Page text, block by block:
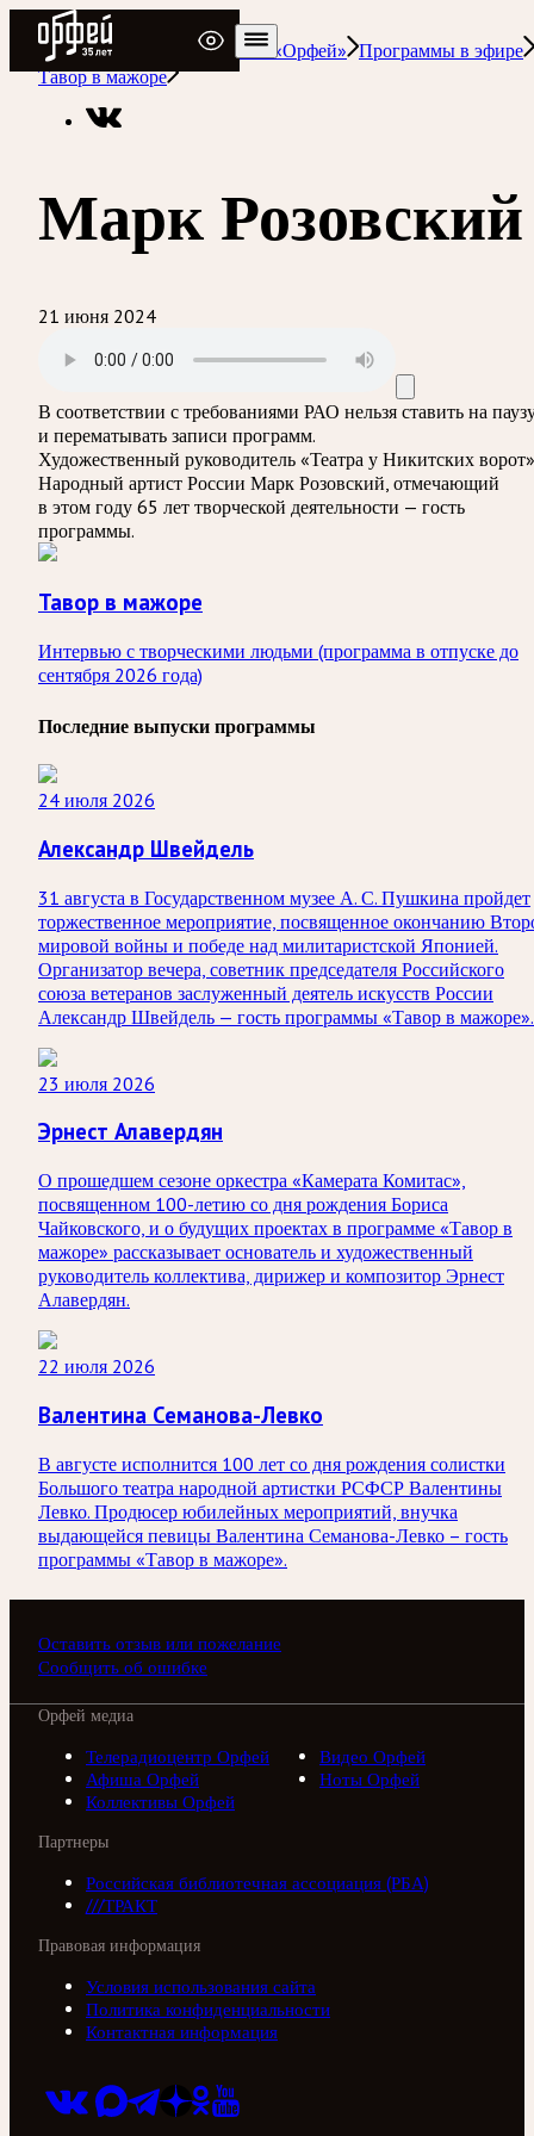
Радио Орфей
Радио классической музыки «Орфей» Программы в эфире
Тавор в мажоре
Марк Розовский
21 июня 2024
В соответствии с требованиями РАО нельзя ставить на
и перематывать записи программ.
Художественный руководитель «Театра у Никитских
Народный артист России Марк Розовский, отмечающий
в этом году 65 лет творческой деятельности — гость
программы.
Тавор в мажоре
Интервью с творческими людьми (программа в отпуске до
сентября 2026 года)
Последние выпуски программы
24 июля 2026
Александр Швейдель
31 августа в Государственном музее А. С. Пушкина пройдет
торжественное мероприятие, посвященное окончанию
мировой войны и победе над милитаристской Японией.
Организатор вечера, советник председателя Российского
союза ветеранов заслуженный деятель искусств России
Александр Швейдель — гость программы «Тавор в мажоре».
23 июля 2026
Эрнест Алавердян
О прошедшем сезоне оркестра «Камерата Комитас»,
посвященном 100-летию со дня рождения Бориса
Чайковского, и о будущих проектах в программе «Тавор в
мажоре» рассказывает основатель и художественный
руководитель коллектива, дирижер и композитор Эрнест
Алавердян.
22 июля 2026
Валентина Семанова-Левко
В августе исполнится 100 лет со дня рождения солистки
Большого театра народной артистки РСФСР Валентины
Левко. Продюсер юбилейных мероприятий, внучка
выдающейся певицы Валентина Семанова-Левко – гость
программы «Тавор в мажоре».
Оставить отзыв или пожелание
Сообщить об ошибке
Орфей медиа
Телерадиоцентр Орфей
Видео Орфей
Афиша Орфей
Ноты Орфей
Коллективы Орфей
Партнеры
Российская библиотечная ассоциация (РБА)
///ТРАКТ
Правовая информация
Условия использования сайта
Политика конфиденциальности
Контактная информация